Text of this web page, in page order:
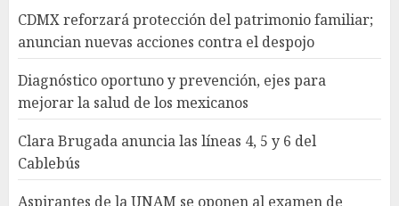
CDMX reforzará protección del patrimonio familiar;
anuncian nuevas acciones contra el despojo
Diagnóstico oportuno y prevención, ejes para
mejorar la salud de los mexicanos
Clara Brugada anuncia las líneas 4, 5 y 6 del
Cablebús
Aspirantes de la UNAM se oponen al examen de